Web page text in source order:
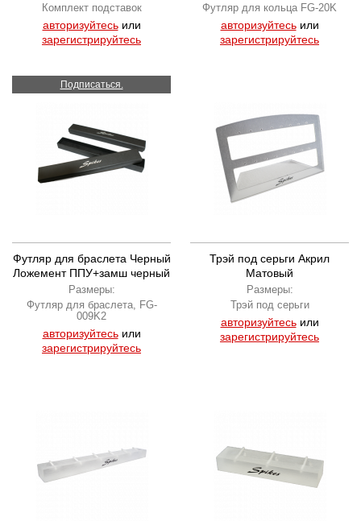
Комплект подставок
авторизуйтесьили
зарегистрируйтесь
Футляр для кольца FG-20K
авторизуйтесьили
зарегистрируйтесь
Подписаться.
Футляр для браслета Черный
Ложемент ППУ+замш черный
FG-009K2
Размеры:
Футляр для браслета, FG-
009K2
авторизуйтесьили
зарегистрируйтесь
Трэй под серьги Акрил
Матовый
Размеры:
Трэй под серьги
авторизуйтесьили
зарегистрируйтесь